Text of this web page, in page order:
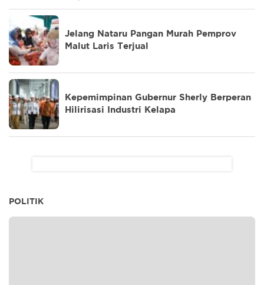
Jelang Nataru Pangan Murah Pemprov
Malut Laris Terjual
Kepemimpinan Gubernur Sherly Berperan
Hilirisasi Industri Kelapa
POLITIK